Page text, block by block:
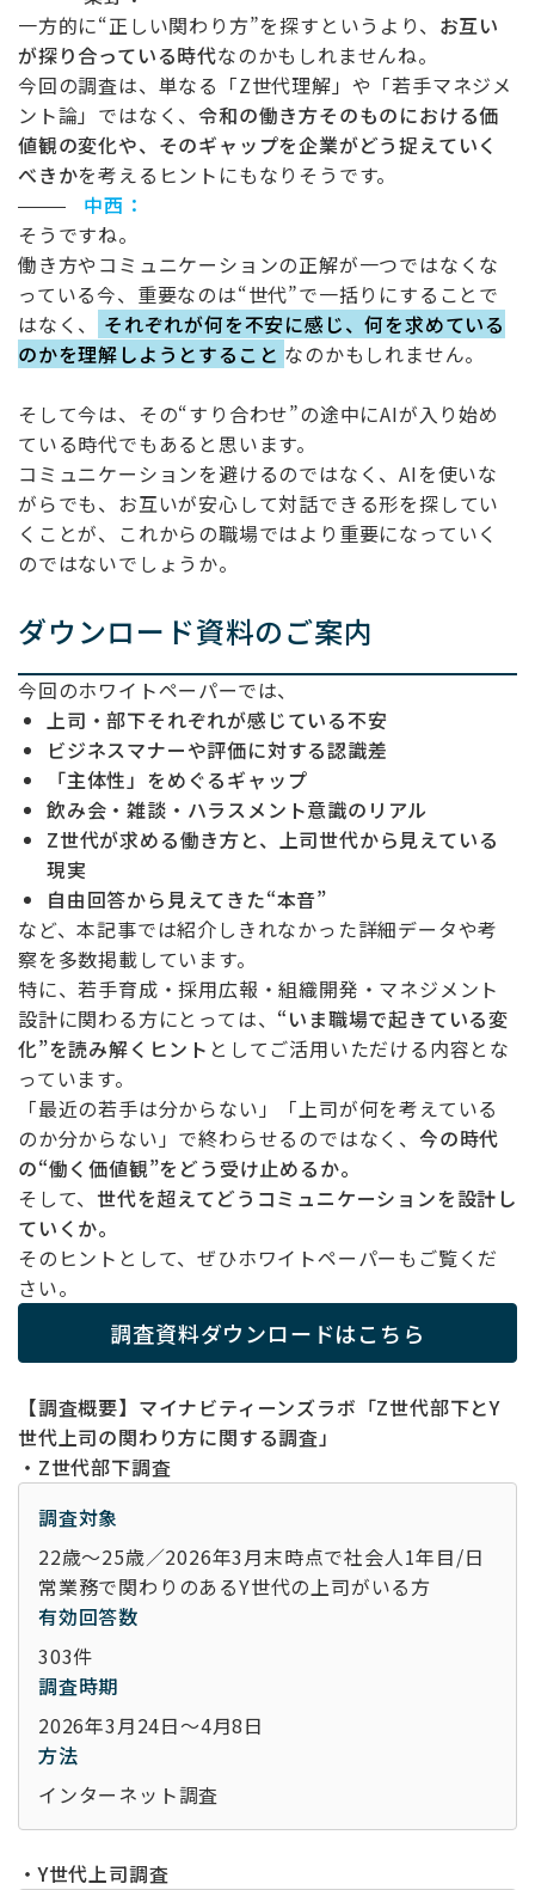
一方的に“正しい関わり方”を探すというより、 お互い
が探り合っている時代なのかもしれませんね。
今回の調査は、単なる「Z世代理解」や「若手マネジメ
ント論」ではなく、令和の働き方そのものにおける価
値観の変化や、そのギャップを企業がどう捉えていく
べきかを考えるヒントにもなりそうです。
中西：
そうですね。
働き方やコミュニケーションの正解が一つではなくな
っている今、重要なのは“世代”で一括りにすることで
はなく、
それぞれが何を不安に感じ、何を求めている
のかを理解しようとすること なのかもしれません。
そして今は、その“すり合わせ”の途中にAIが入り始め
ている時代でもあると思います。
コミュニケーションを避けるのではなく、AIを使いな
がらでも、お互いが安心して対話できる形を探してい
くことが、これからの職場ではより重要になっていく
のではないでしょうか。
ダウンロード資料のご案内
今回のホワイトペーパーでは、
上司・部下それぞれが感じている不安
ビジネスマナーや評価に対する認識差
「主体性」をめぐるギャップ
飲み会・雑談・ハラスメント意識のリアル
Z世代が求める働き方と、上司世代から見えている
現実
自由回答から見えてきた“本音”
など、本記事では紹介しきれなかった詳細データや考
察を多数掲載しています。
特に、若手育成・採用広報・組織開発・マネジメント
設計に関わる方にとっては、 “いま職場で起きている変
化”を読み解くヒント としてご活用いただける内容とな
っています。
「最近の若手は分からない」「上司が何を考えている
のか分からない」で終わらせるのではなく、 今の時代
の“働く価値観”をどう受け止めるか。
そして、世代を超えてどうコミュニケーションを設計し
ていくか。
そのヒントとして、ぜひホワイトペーパーもご覧くだ
さい。
調査資料ダウンロードはこちら
【調査概要】マイナビティーンズラボ「Z世代部下とY
世代上司の関わり方に関する調査」
・Z世代部下調査
調査対象
22歳～25歳／2026年3月末時点で社会人1年目/日
常業務で関わりのあるY世代の上司がいる方
有効回答数
303件
調査時期
2026年3月24日～4月8日
方法
インターネット調査
・Y世代上司調査